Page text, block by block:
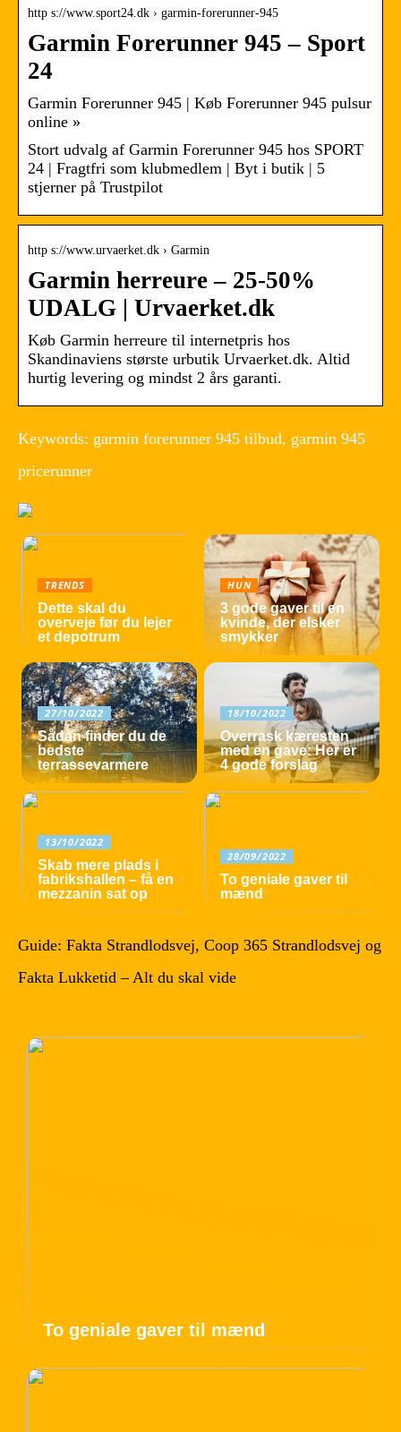
http s://www.sport24.dk › garmin-forerunner-945
Garmin Forerunner 945 – Sport
24
Garmin Forerunner 945 | Køb Forerunner 945 pulsur
online »
Stort udvalg af Garmin Forerunner 945 hos SPORT
24 | Fragtfri som klubmedlem | Byt i butik | 5
stjerner på Trustpilot
http s://www.urvaerket.dk › Garmin
Garmin herreure – 25-50%
UDALG | Urvaerket.dk
Køb Garmin herreure til internetpris hos
Skandinaviens største urbutik Urvaerket.dk. Altid
hurtig levering og mindst 2 års garanti.
Keywords: garmin forerunner 945 tilbud, garmin 945
pricerunner
TRENDS
Dette skal du
overveje før du lejer
et depotrum
HUN
3 gode gaver til en
kvinde, der elsker
smykker
27/10/2022
Sådan finder du de
bedste
terrassevarmere
18/10/2022
Overrask kæresten
med en gave: Her er
4 gode forslag
13/10/2022
Skab mere plads i
fabrikshallen – få en
mezzanin sat op
28/09/2022
To geniale gaver til
mænd
Guide: Fakta Strandlodsvej, Coop 365 Strandlodsvej og
Fakta Lukketid – Alt du skal vide
To geniale gaver til mænd